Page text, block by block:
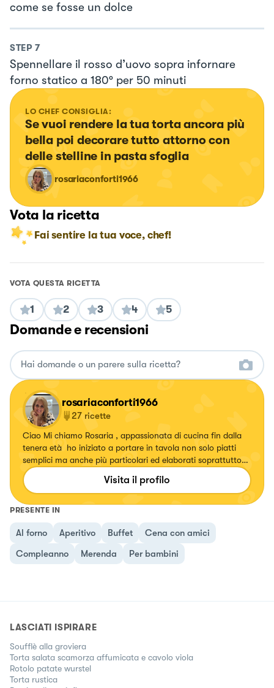
come se fosse un dolce
STEP 7
Spennellare il rosso d’uovo sopra infornare
forno statico a 180° per 50 minuti
LO CHEF CONSIGLIA:
Se vuoi rendere la tua torta ancora più
bella poi decorare tutto attorno con
delle stelline in pasta sfoglia
rosariaconforti1966
Vota la ricetta
Fai sentire la tua voce, chef!
VOTA QUESTA RICETTA
1 2 3 4 5
Domande e recensioni
rosariaconforti1966
27 ricette
Ciao Mi chiamo Rosaria , appassionata di cucina fin dalla
tenera età ho iniziato a portare in tavola non solo piatti
semplici ma anche più particolari ed elaborati soprattutto
quelli della mia terra,la Calabria ￼. Ho un￼ canale YouTube
Dove pubblico due volte a settimana. Adoro far dolci .
Visita il profilo
PRESENTE IN
Al forno Aperitivo Buffet
Cena con amici
Compleanno
Merenda Per bambini
LASCIATI ISPIRARE
Soufflè alla groviera
Torta salata scamorza affumicata e cavolo viola
Rotolo patate wurstel
Torta rustica